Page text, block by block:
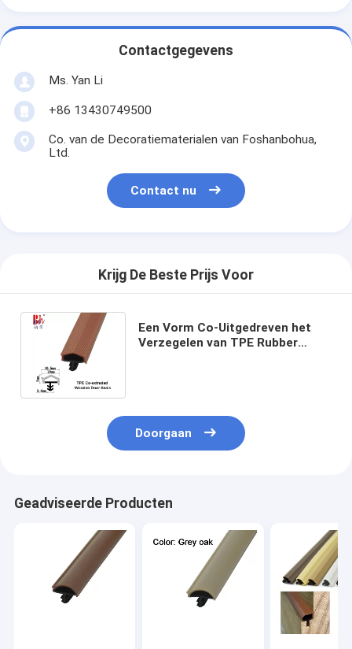
Contactgegevens
Ms. Yan Li
+86 13430749500
Co. van de Decoratiematerialen van Foshanbohua,
Ltd.
Contact nu
Krijg De Beste Prijs Voor
Een Vorm Co-Uitgedreven het
Verzegelen van TPE Rubber
Doorgaan
Geadviseerde Producten